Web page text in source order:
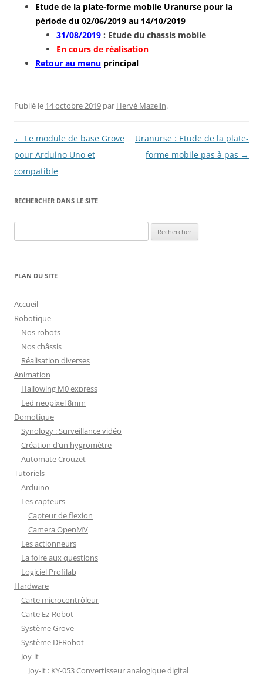
Etude de la plate-forme mobile Uranurse pour la
période du 02/06/2019 au 14/10/2019
31/08/2019 : Etude du chassis mobile
En cours de réalisation
Retour au menu principal
Publié le 14 octobre 2019 par Hervé Mazelin.
Navigation
des
articles
← Le module de base Grove
pour Arduino Uno et
compatible
Uranurse : Etude de la plate-
forme mobile pas à pas →
RECHERCHER DANS LE SITE
PLAN DU SITE
Accueil
Robotique
Nos robots
Nos châssis
Réalisation diverses
Animation
Hallowing M0 express
Led neopixel 8mm
Domotique
Synology : Surveillance vidéo
Création d’un hygromètre
Automate Crouzet
Tutoriels
Arduino
Les capteurs
Capteur de flexion
Camera OpenMV
Les actionneurs
La foire aux questions
Logiciel Profilab
Hardware
Carte microcontrôleur
Carte Ez-Robot
Système Grove
Système DFRobot
Joy-it
Joy-it : KY-053 Convertisseur analogique digital